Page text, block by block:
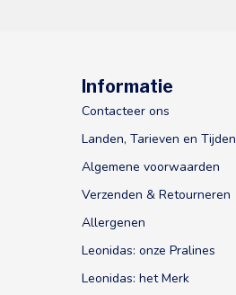
Informatie
Contacteer ons
Landen, Tarieven en Tijden
Algemene voorwaarden
Verzenden & Retourneren
Allergenen
Leonidas: onze Pralines
Leonidas: het Merk